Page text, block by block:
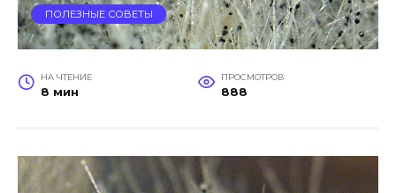
ПОЛЕЗНЫЕ СОВЕТЫ
НА ЧТЕНИЕ
8 мин
ПРОСМОТРОВ
888